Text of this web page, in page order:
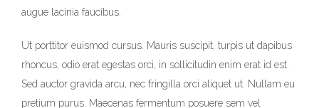
augue lacinia faucibus.
Ut porttitor euismod cursus. Mauris suscipit, turpis ut dapibus
rhoncus, odio erat egestas orci, in sollicitudin enim erat id est.
Sed auctor gravida arcu, nec fringilla orci aliquet ut. Nullam eu
pretium purus. Maecenas fermentum posuere sem vel